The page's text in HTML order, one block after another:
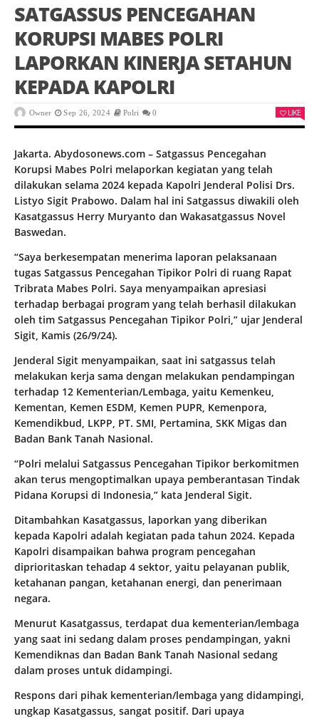
SATGASSUS PENCEGAHAN
KORUPSI MABES POLRI
LAPORKAN KINERJA SETAHUN
KEPADA KAPOLRI
Owner Sep 26, 2024 Polri 0 LIKE
Jakarta. Abydosonews.com – Satgassus Pencegahan
Korupsi Mabes Polri melaporkan kegiatan yang telah
dilakukan selama 2024 kepada Kapolri Jenderal Polisi Drs.
Listyo Sigit Prabowo. Dalam hal ini Satgassus diwakili oleh
Kasatgassus Herry Muryanto dan Wakasatgassus Novel
Baswedan.
“Saya berkesempatan menerima laporan pelaksanaan
tugas Satgassus Pencegahan Tipikor Polri di ruang Rapat
Tribrata Mabes Polri. Saya menyampaikan apresiasi
terhadap berbagai program yang telah berhasil dilakukan
oleh tim Satgassus Pencegahan Tipikor Polri,” ujar Jenderal
Sigit, Kamis (26/9/24).
Jenderal Sigit menyampaikan, saat ini satgassus telah
melakukan kerja sama dengan melakukan pendampingan
terhadap 12 Kementerian/Lembaga, yaitu Kemenkeu,
Kementan, Kemen ESDM, Kemen PUPR, Kemenpora,
Kemendikbud, LKPP, PT. SMI, Pertamina, SKK Migas dan
Badan Bank Tanah Nasional.
“Polri melalui Satgassus Pencegahan Tipikor berkomitmen
akan terus mengoptimalkan upaya pemberantasan Tindak
Pidana Korupsi di Indonesia,” kata Jenderal Sigit.
Ditambahkan Kasatgassus, laporkan yang diberikan
kepada Kapolri adalah kegiatan pada tahun 2024. Kepada
Kapolri disampaikan bahwa program pencegahan
diprioritaskan tehadap 4 sektor, yaitu pelayanan publik,
ketahanan pangan, ketahanan energi, dan penerimaan
negara.
Menurut Kasatgassus, terdapat dua kementerian/lembaga
yang saat ini sedang dalam proses pendampingan, yakni
Kemendiknas dan Badan Bank Tanah Nasional sedang
dalam proses untuk didampingi.
Respons dari pihak kementerian/lembaga yang didampingi,
ungkap Kasatgassus, sangat positif. Dari upaya